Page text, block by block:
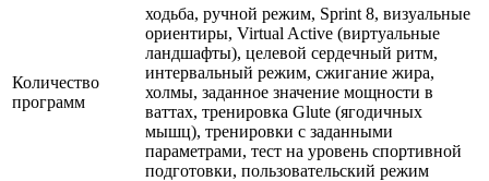
Количество
программ
ходьба, ручной режим, Sprint 8, визуальные
ориентиры, Virtual Active (виртуальные
ландшафты), целевой сердечный ритм,
интервальный режим, сжигание жира,
холмы, заданное значение мощности в
ваттах, тренировка Glute (ягодичных
мышц), тренировки с заданными
параметрами, тест на уровень спортивной
подготовки, пользовательский режим